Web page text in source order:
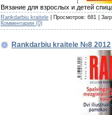
Вязание для взрослых и детей
Rankdarbiu kraitele | Просмотров: 681 |
Комментарии (0)
Rankdarbiu kraitele №8 2012